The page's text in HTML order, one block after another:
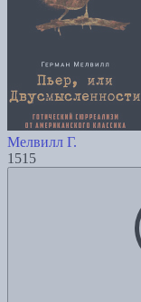
Мелвилл Г.
1515